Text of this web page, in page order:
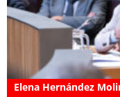
Elena Hernández